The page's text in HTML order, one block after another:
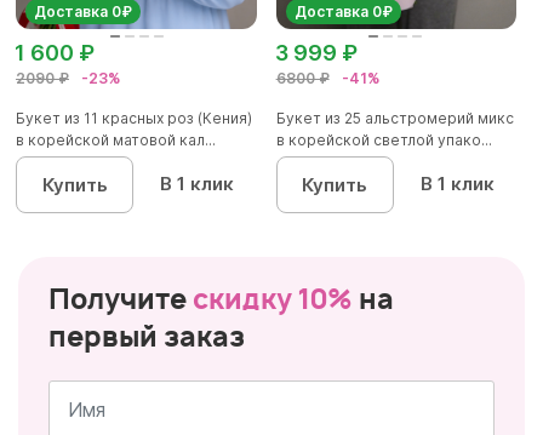
Доставка 0₽
2090 ₽ -23%
1 600 ₽
Букет из 11 красных роз (Кения)
в корейской матовой кал...
Купить В 1 клик
Доставка 0₽
6800 ₽ -41%
3 999 ₽
Букет из 25 альстромерий микс
в корейской светлой упако...
Купить В 1 клик
Получите скидку 10% на
первый заказ